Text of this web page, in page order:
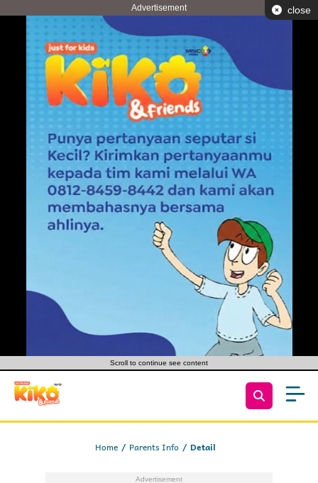
Advertisement close
Scroll to continue see content
Home Parents Info Detail